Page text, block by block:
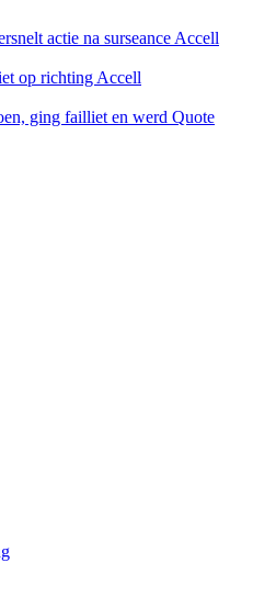
actie na surseance Accell
op richting Accell
ging failliet en werd Quote